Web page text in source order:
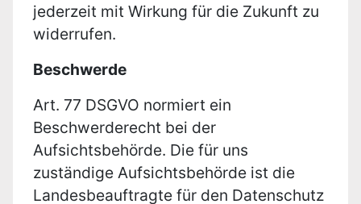
jederzeit mit Wirkung für die Zukunft zu
widerrufen.
Beschwerde
Art. 77 DSGVO normiert ein
Beschwerderecht bei der
Aufsichtsbehörde. Die für uns
zuständige Aufsichtsbehörde ist die
Landesbeauftragte für den Datenschutz